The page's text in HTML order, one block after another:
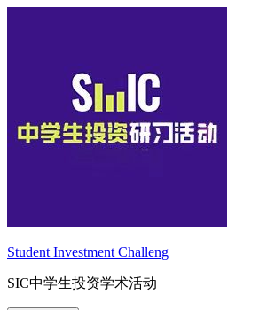
Student Investment Challeng
SIC中学生投资学术活动